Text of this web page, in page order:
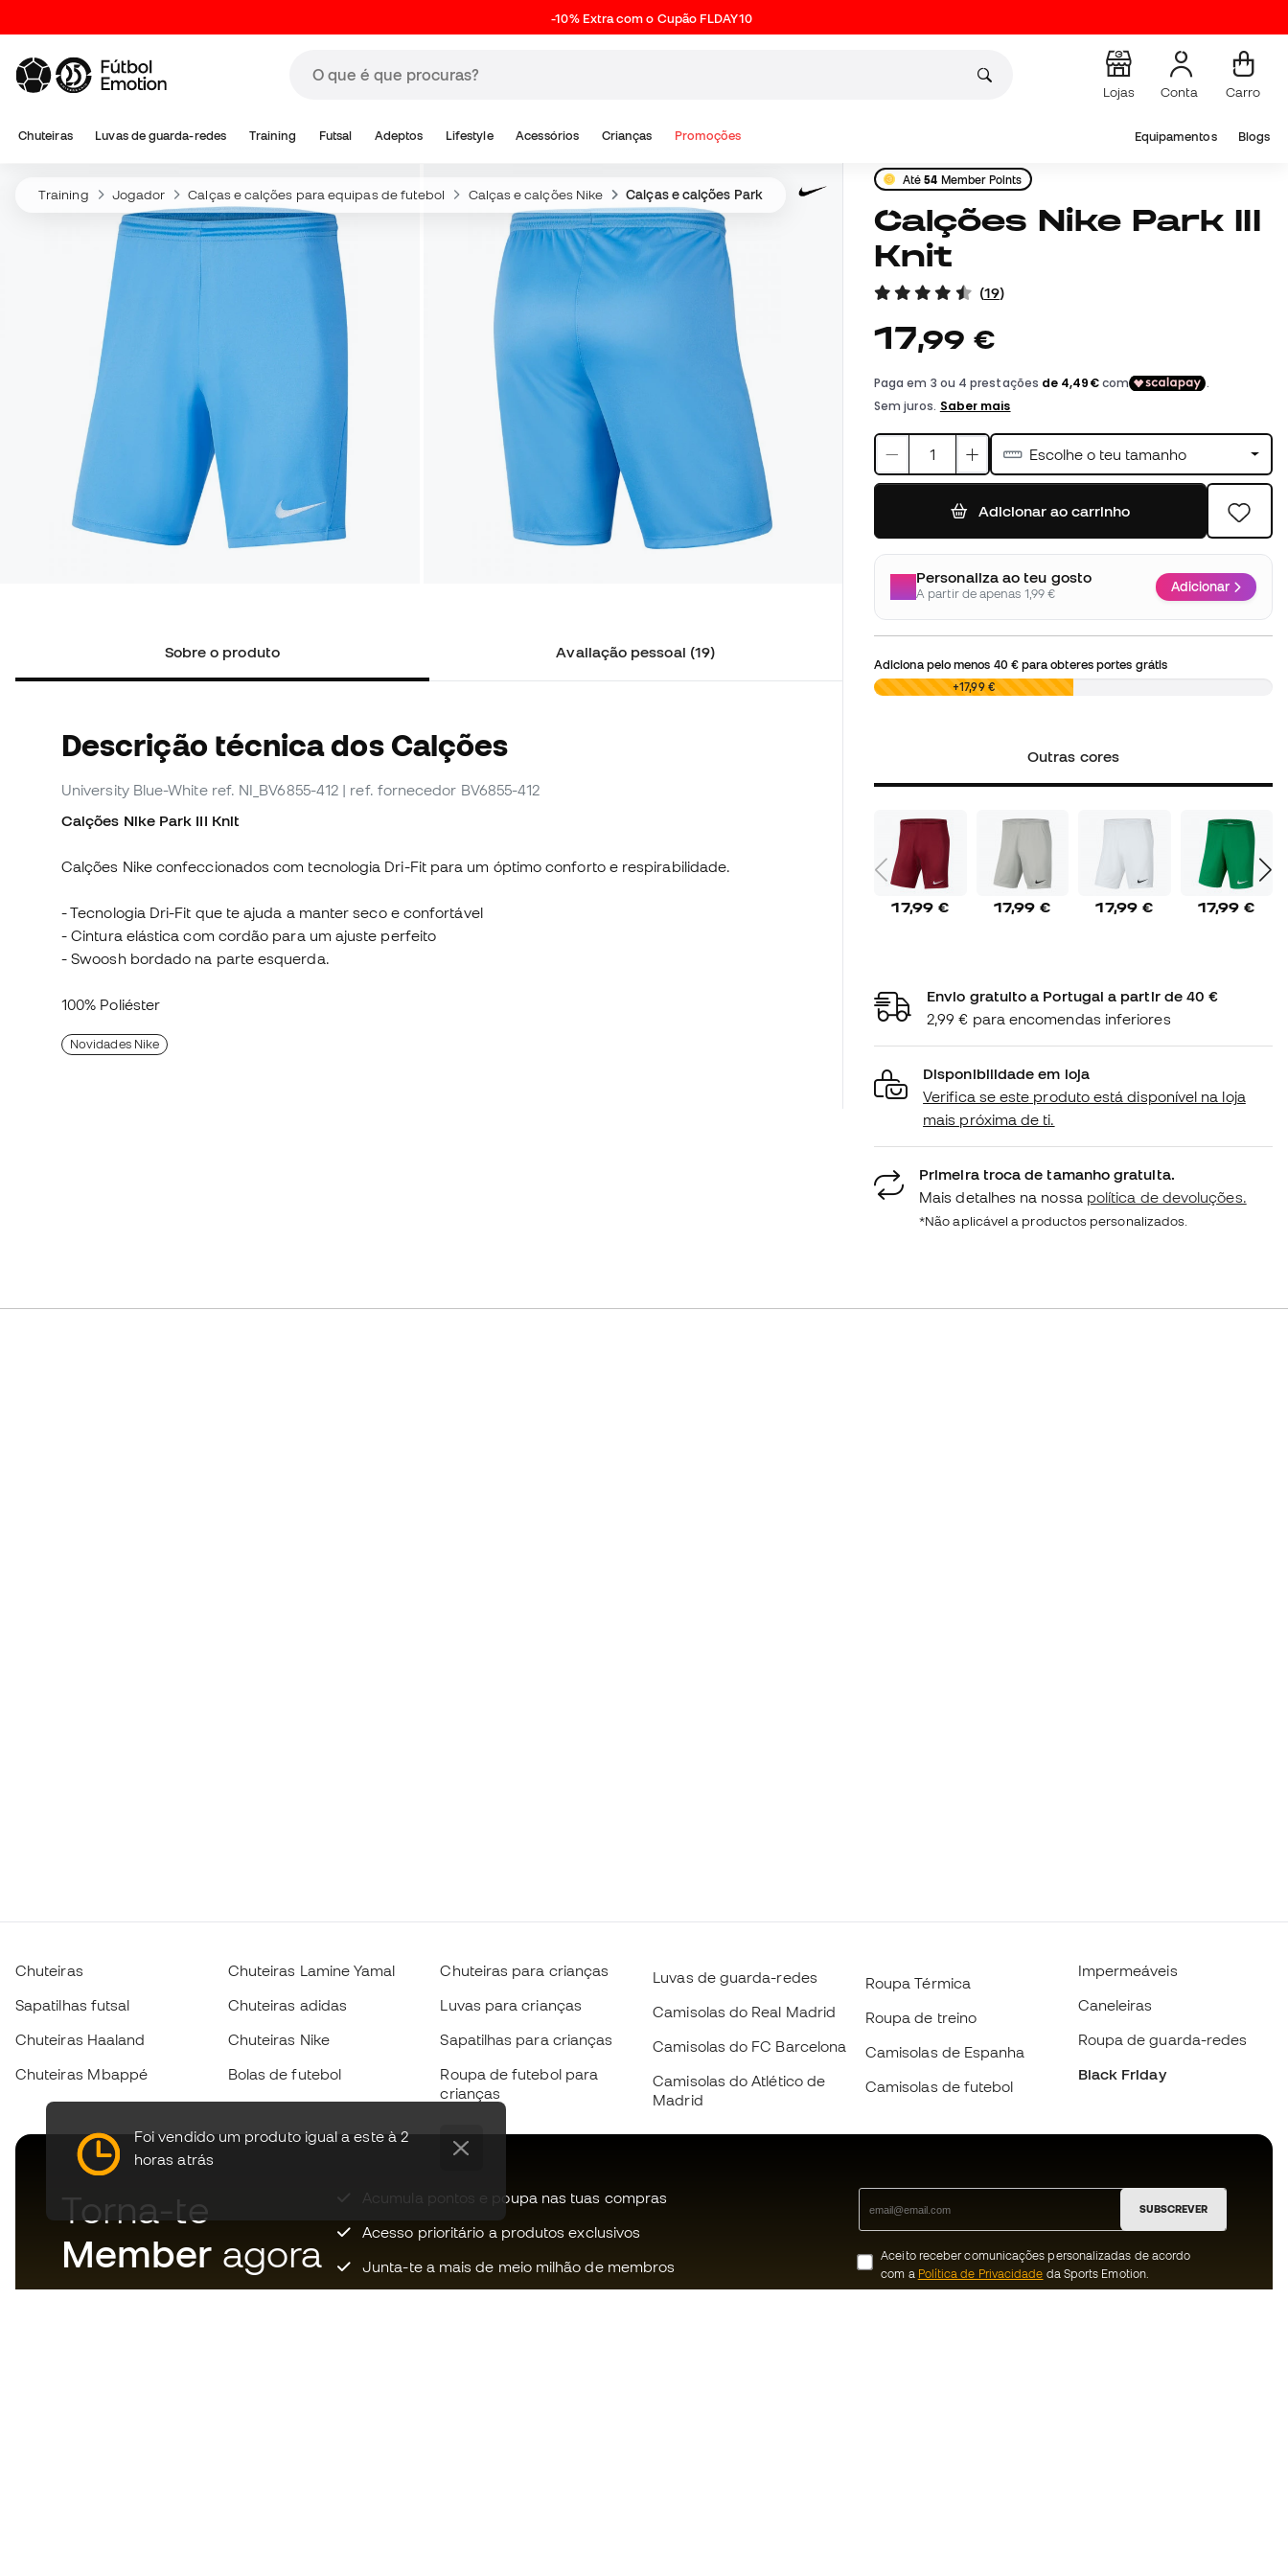
-10% Extra com o Cupão FLDAY10
Lojas Conta Carro
Chuteiras Luvas de guarda-redes Training Futsal Adeptos Lifestyle Acessórios Crianças Promoções Equipamentos Blogs
Training Jogador Calças e calções para equipas de futebol Calças e calções Nike Calças e calções Park
Sobre o produto Avaliação pessoal (19)
Descrição técnica dos Calções
University Blue-White ref. NI_BV6855-412 | ref. fornecedor BV6855-412
Calções Nike Park III Knit
Calções Nike confeccionados com tecnologia Dri-Fit para um óptimo conforto e respirabilidade.
- Tecnologia Dri-Fit que te ajuda a manter seco e confortável
- Cintura elástica com cordão para um ajuste perfeito
- Swoosh bordado na parte esquerda.
100% Poliéster
Novidades Nike
Até54 Member Points
Calções Nike Park III
Knit
(19)
17,99 €
Escolhe o teu tamanho
Adicionar ao carrinho
Personaliza ao teu gosto
A partir de apenas 1,99 € Adicionar
Adiciona pelo menos 40 €para obteres portes grátis
0,00 € +17,99 €
Outras cores
17,99 € 17,99 € 17,99 € 17,99 €
Envio gratuito a Portugal a partir de 40 €
2,99 € para encomendas inferiores
Disponibilidade em loja
Verifica se este produto está disponível na loja
mais próxima de ti.
Primeira troca de tamanho gratuita.
Mais detalhes na nossa política de devoluções.
*Não aplicável a productos personalizados.
Foi vendido um produto igual a este à 2
horas atrás
Chuteiras
Sapatilhas futsal
Chuteiras Haaland
Chuteiras Mbappé
Chuteiras Lamine Yamal
Chuteiras adidas
Chuteiras Nike
Bolas de futebol
Chuteiras para crianças
Luvas para crianças
Sapatilhas para crianças
Roupa de futebol para
crianças
Luvas de guarda-redes
Camisolas do Real Madrid
Camisolas do FC Barcelona
Camisolas do Atlético de
Madrid
Roupa Térmica
Roupa de treino
Camisolas de Espanha
Camisolas de futebol
Impermeáveis
Caneleiras
Roupa de guarda-redes
Black Friday
Torna-te
Member agora
Acumula pontos e poupa nas tuas compras
Acesso prioritário a produtos exclusivos
Junta-te a mais de meio milhão de membros
SUBSCREVER
Aceito receber comunicações personalizadas de acordo
com a Política de Privacidade da Sports Emotion.